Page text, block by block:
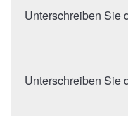
Unterschreiben Sie
Unterschreiben Sie